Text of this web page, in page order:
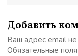
Добавить
Ваш адрес email
Обязательные